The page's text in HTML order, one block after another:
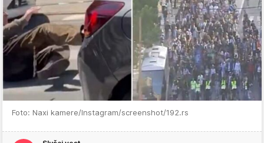
Foto: Naxi kamere/Instagram/screenshot/192.rs